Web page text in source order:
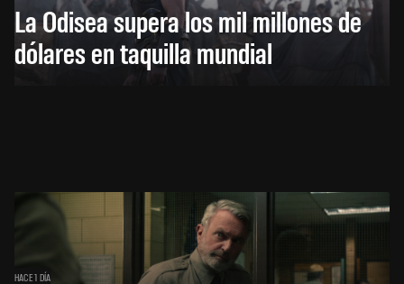
La Odisea supera los mil millones de
dólares en taquilla mundial
HACE 1 DÍA